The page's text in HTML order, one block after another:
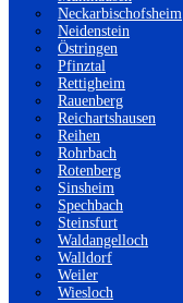
Neckarbischofsheim
Neidenstein
Östringen
Pfinztal
Rettigheim
Rauenberg
Reichartshausen
Reihen
Rohrbach
Rotenberg
Sinsheim
Spechbach
Steinsfurt
Waldangelloch
Walldorf
Weiler
Wiesloch